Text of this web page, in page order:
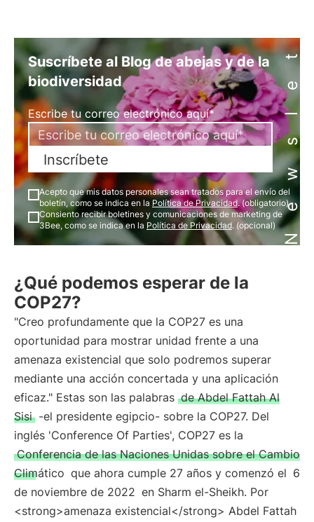
Newsletter
Suscríbete al Blog de abejas y de la
biodiversidad
Escribe tu correo electrónico aquí*
Inscríbete
Acepto que mis datos personales sean tratados para el envío del
boletín, como se indica en la Política de Privacidad. (obligatorio)
Consiento recibir boletines y comunicaciones de marketing de
3Bee, como se indica en la Política de Privacidad. (opcional)
¿Qué podemos esperar de la
COP27?
"Creo profundamente que la COP27 es una
oportunidad para mostrar unidad frente a una
amenaza existencial que solo podremos superar
mediante una acción concertada y una aplicación
eficaz." Estas son las palabras de Abdel Fattah Al
Sisi -el presidente egipcio- sobre la COP27. Del
inglés 'Conference Of Parties', COP27 es la
Conferencia de las Naciones Unidas sobre el Cambio
Climático que ahora cumple 27 años y comenzó el 6
de noviembre de 2022 en Sharm el-Sheikh. Por
<strong>amenaza existencial</strong> Abdel Fattah